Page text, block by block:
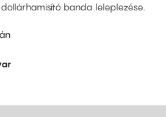
banda leleplezése.